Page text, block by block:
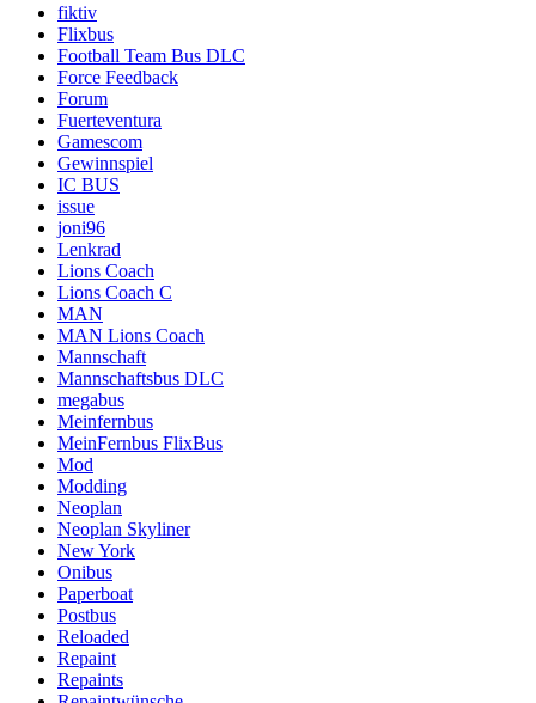
fiktiv
Flixbus
Football Team Bus DLC
Force Feedback
Forum
Fuerteventura
Gamescom
Gewinnspiel
IC BUS
issue
joni96
Lenkrad
Lions Coach
Lions Coach C
MAN
MAN Lions Coach
Mannschaft
Mannschaftsbus DLC
megabus
Meinfernbus
MeinFernbus FlixBus
Mod
Modding
Neoplan
Neoplan Skyliner
New York
Onibus
Paperboat
Postbus
Reloaded
Repaint
Repaints